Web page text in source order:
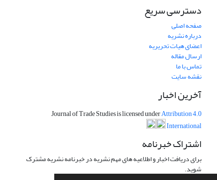
دسترسی سریع
صفحه اصلی
درباره نشریه
اعضای هیات تحریریه
ارسال مقاله
تماس با ما
نقشه سایت
آخرین اخبار
Journal of Trade Studies is licensed underAttribution 4.0
International
اشتراک خبرنامه
برای دریافت اخبار و اطلاعیه های مهم نشریه در خبرنامه نشریه مشترک
شوید.